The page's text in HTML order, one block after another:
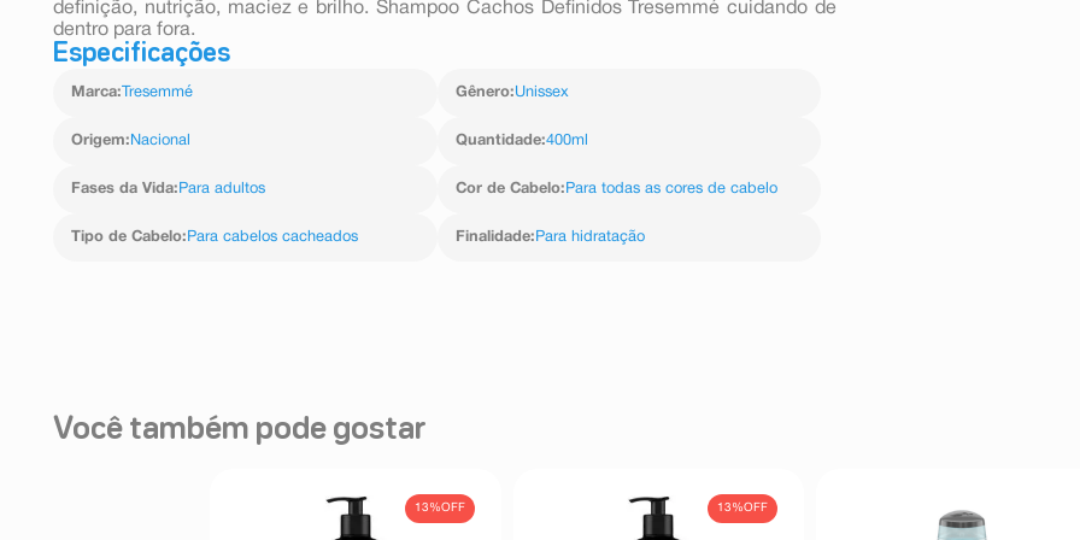
definição, nutrição, maciez e brilho. Shampoo Cachos Definidos Tresemmé cuidando de
dentro para fora.
Especificações
Marca: Tresemmé Gênero:Unissex
Origem: Nacional Quantidade:400ml
Fases da Vida: Para adultos Cor de Cabelo: Para todas as cores de cabelo
Tipo de Cabelo: Para cabelos cacheados Finalidade: Para hidratação
Você também pode gostar
13%OFF 13%OFF